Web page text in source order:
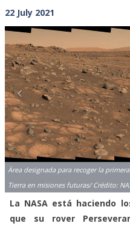
22 July 2021
Ärea designada para recoger la
Tierra en misiones futuras/ Crédito:
Previous
La NASA está haciendo
que su rover